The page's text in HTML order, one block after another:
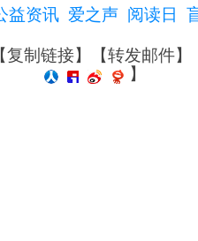
益资讯 爱之声 阅读日
复制链接】【转发邮件】
】